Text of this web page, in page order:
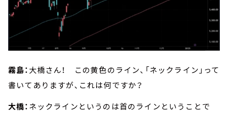
霧島： 大橋さん！ この黄色のライン、「ネックライン」って
書いてありますが、これは何ですか？
大橋： ネックラインというのは首のラインということで